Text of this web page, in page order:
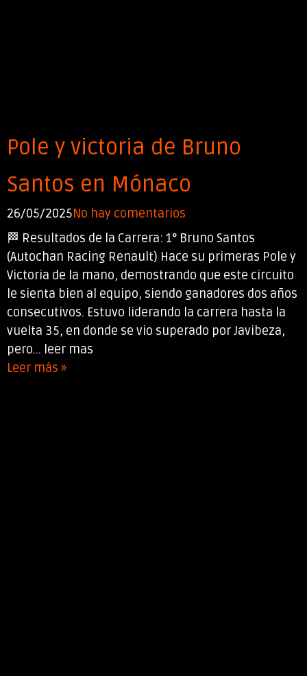
Pole y victoria de Bruno
Santos en Mónaco
26/05/2025No hay comentarios
🏁 Resultados de la Carrera: 1° Bruno Santos
(Autochan Racing Renault) Hace su primeras Pole y
Victoria de la mano, demostrando que este circuito
le sienta bien al equipo, siendo ganadores dos años
consecutivos. Estuvo liderando la carrera hasta la
vuelta 35, en donde se vio superado por Javibeza,
pero... leer mas
Leer más »